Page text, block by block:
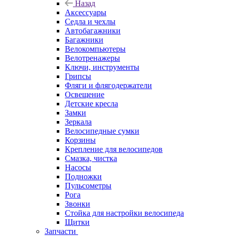
Назад
Аксессуары
Седла и чехлы
Автобагажники
Багажники
Велокомпьютеры
Велотренажеры
Ключи, инструменты
Грипсы
Фляги и флягодержатели
Освещение
Детские кресла
Замки
Зеркала
Велосипедные сумки
Корзины
Крепление для велосипедов
Смазка, чистка
Насосы
Подножки
Пульсометры
Рога
Звонки
Стойка для настройки велосипеда
Щитки
Запчасти